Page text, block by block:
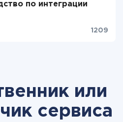
по интеграции
1209
или
сервиса